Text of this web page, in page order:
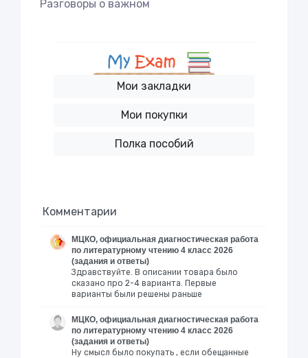
Разговоры о важном
Мои закладки
Мои покупки
Полка пособий
Комментарии
МЦКО, официальная диагностическая работа
по литературному чтению 4 класс 2026
(задания и ответы)
Здравствуйте. В описании товара было
сказано про 2-4 варианта. Первые
варианты были решены раньше
МЦКО, официальная диагностическая работа
по литературному чтению 4 класс 2026
(задания и ответы)
Ну смысл было покупать , если обещанные